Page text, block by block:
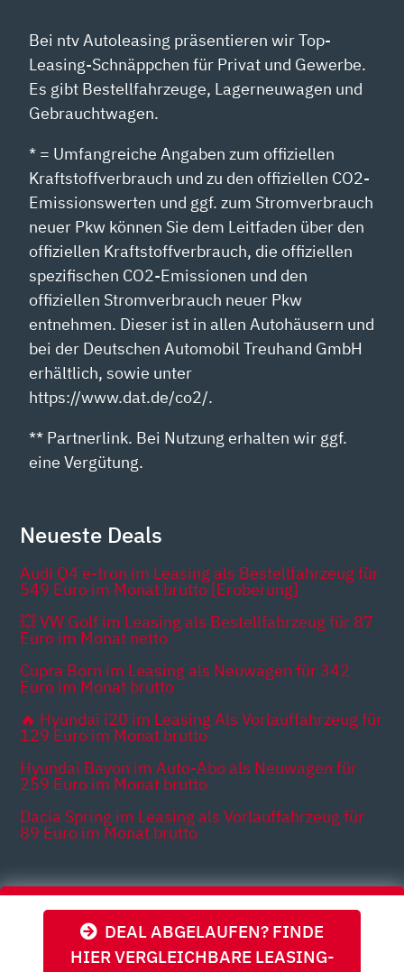
DEAL ABGELAUFEN? FINDE
HIER VERGLEICHBARE LEASING-
Bei ntv Autoleasing präsentieren wir Top-
Leasing-Schnäppchen für Privat und Gewerbe.
Es gibt Bestellfahrzeuge, Lagerneuwagen und
Gebrauchtwagen.
* = Umfangreiche Angaben zum offiziellen
Kraftstoffverbrauch und zu den offiziellen CO2-
Emissionswerten und ggf. zum Stromverbrauch
neuer Pkw können Sie dem Leitfaden über den
offiziellen Kraftstoffverbrauch, die offiziellen
spezifischen CO2-Emissionen und den
offiziellen Stromverbrauch neuer Pkw
entnehmen. Dieser ist in allen Autohäusern und
bei der Deutschen Automobil Treuhand GmbH
erhältlich, sowie unter
https://www.dat.de/co2/.
** Partnerlink. Bei Nutzung erhalten wir ggf.
eine Vergütung.
Neueste Deals
Audi Q4 e-tron im Leasing als Bestellfahrzeug für
549 Euro im Monat brutto [Eroberung]
💥 VW Golf im Leasing als Bestellfahrzeug für 87
Euro im Monat netto
Cupra Born im Leasing als Neuwagen für 342
Euro im Monat brutto
🔥 Hyundai i20 im Leasing Als Vorlauffahrzeug für
129 Euro im Monat brutto
Hyundai Bayon im Auto-Abo als Neuwagen für
259 Euro im Monat brutto
Dacia Spring im Leasing als Vorlauffahrzeug für
89 Euro im Monat brutto